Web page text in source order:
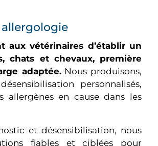
aux vétérinaires d’établir un
chats et chevaux, première
adaptée.Nous produisons,
personnalisés,
allergènes en cause dans les
et désensibilisation, nous
fiables et ciblées pour